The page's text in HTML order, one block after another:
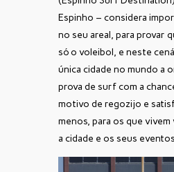
Espinho – considera
no seu areal, para provar
só o voleibol, e neste
única cidade no mundo a
prova de surf com a
motivo de regozijo e
menos, para os que
a cidade e os seus